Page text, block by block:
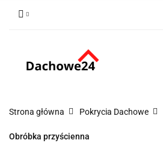
Strona główna Pokrycia Dachowe
Obróbka przyścienna